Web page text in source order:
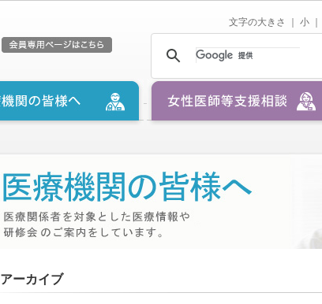
文字の大きさ ｜ 小
アーカイブ